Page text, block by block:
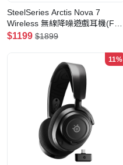
SteelSeries Arctis Nova 7
Wireless 無線降噪遊戲耳機(For
PC, PS4/5 and switch)(61555)
$1199 $1899
11%